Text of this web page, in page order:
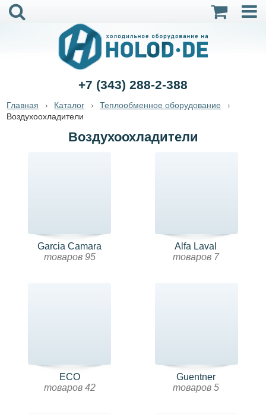
+7 (343) 288-2-388
Главная Каталог
Теплообменное оборудование
Воздухоохладители
Воздухоохладители
Garcia Camara
товаров 95
Alfa Laval
товаров 7
ECO
товаров 42
Guentner
товаров 5